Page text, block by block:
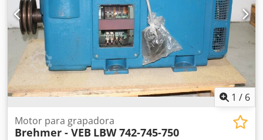
1 / 6
Motor para grapadora
Brehmer - VEB LBW 742-745-750